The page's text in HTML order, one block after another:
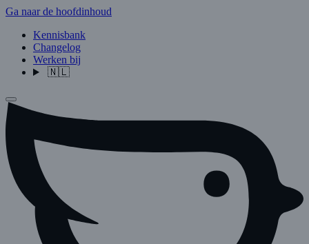
Ga naar de hoofdinhoud
Kennisbank
Changelog
Werken bij
🇳🇱